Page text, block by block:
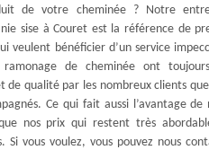
de votre cheminée ? Notre
sise à Couret est la référence de
veulent bénéficier d’un service
de cheminée ont
de qualité par les nombreux clients
Ce qui fait aussi l’avantage de
nos prix qui restent très
Si vous voulez, vous pouvez nous